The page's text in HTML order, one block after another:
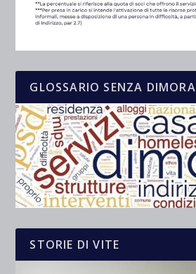
GLOSSARIO SENZA DIMORA
STORIE DI VITE